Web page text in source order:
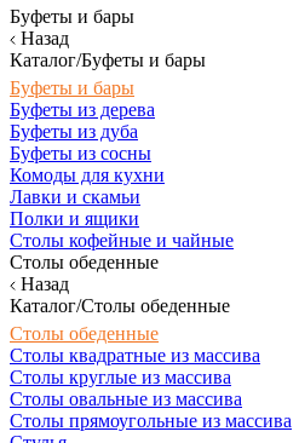
Буфеты и бары
Назад
Каталог/Буфеты и бары
Буфеты и бары
Буфеты из дерева
Буфеты из дуба
Буфеты из сосны
Комоды для кухни
Лавки и скамьи
Полки и ящики
Столы кофейные и чайные
Столы обеденные
Назад
Каталог/Столы обеденные
Столы обеденные
Столы квадратные из массива
Столы круглые из массива
Столы овальные из массива
Столы прямоугольные из массива